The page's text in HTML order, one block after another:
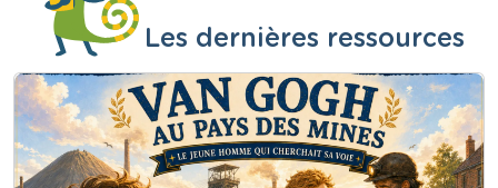
Les dernières ressources